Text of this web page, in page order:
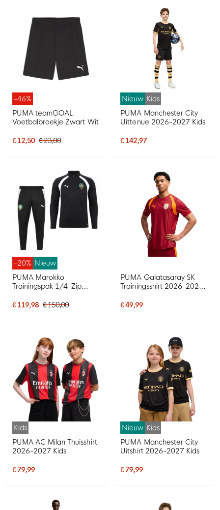
-46%
PUMA teamGOAL
Voetbalbroekje Zwart Wit
€ 12,50 € 23,00
Nieuw Kids
PUMA Manchester City
Uittenue 2026-2027 Kids
€ 142,97
-20% Nieuw
PUMA Marokko
Trainingspak 1/4-Zip
€ 119,98 € 150,00
PUMA Galatasaray SK
Trainingsshirt 2026-2027
€ 49,99
Kids
PUMA AC Milan Thuisshirt
2026-2027 Kids
€ 79,99
Nieuw Kids
PUMA Manchester City
Uitshirt 2026-2027 Kids
€ 79,99